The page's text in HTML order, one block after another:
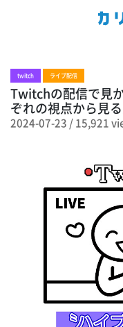
twitch ライブ配信
Twitchの配信で見
ぞれの視点から見
2024-07-23 /15,921